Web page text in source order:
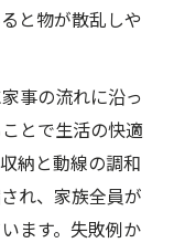
と物が散乱しや
事の流れに沿っ
とで生活の快適
納と動線の調和
れ、家族全員が
ます。失敗例か